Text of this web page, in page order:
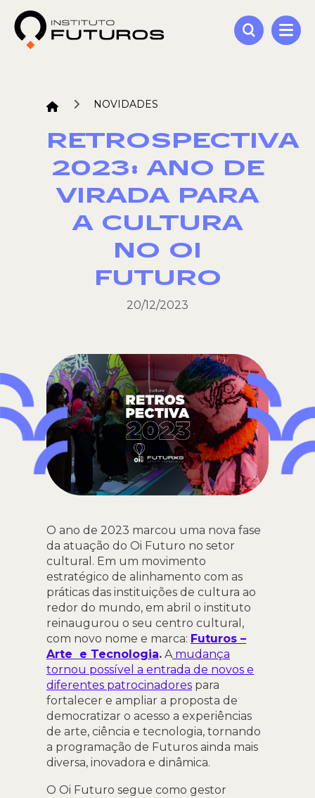
NOVIDADES
RETROSPECTIVA
2023: ANO DE
VIRADA PARA
A CULTURA
NO OI
FUTURO
20/12/2023
O ano de 2023 marcou uma nova fase
da atuação do Oi Futuro no setor
cultural. Em um movimento
estratégico de alinhamento com as
práticas das instituições de cultura ao
redor do mundo, em abril o instituto
reinaugurou o seu centro cultural,
com novo nome e marca: Futuros –
Arte e Tecnologia. Amudança
tornou possível a entrada de novos e
diferentes patrocinadores para
fortalecer e ampliar a proposta de
democratizar o acesso a experiências
de arte, ciência e tecnologia, tornando
a programação de Futuros ainda mais
diversa, inovadora e dinâmica.
O Oi Futuro segue como gestor